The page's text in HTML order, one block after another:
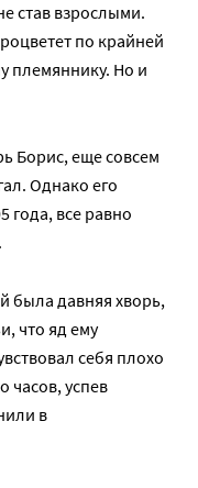
став взрослыми.
по крайней
племяннику. Но и
Борис, еще совсем
Однако его
года, все равно
была давняя хворь,
что яд ему
себя плохо
часов, успев
в